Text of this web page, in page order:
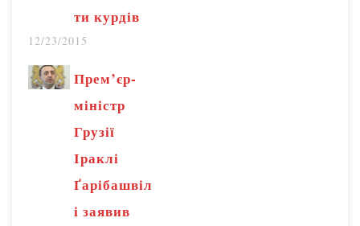
ти курдів
12/23/2015
Прем’єр-
міністр
Грузії
Іраклі
Ґарібашвіл
і заявив